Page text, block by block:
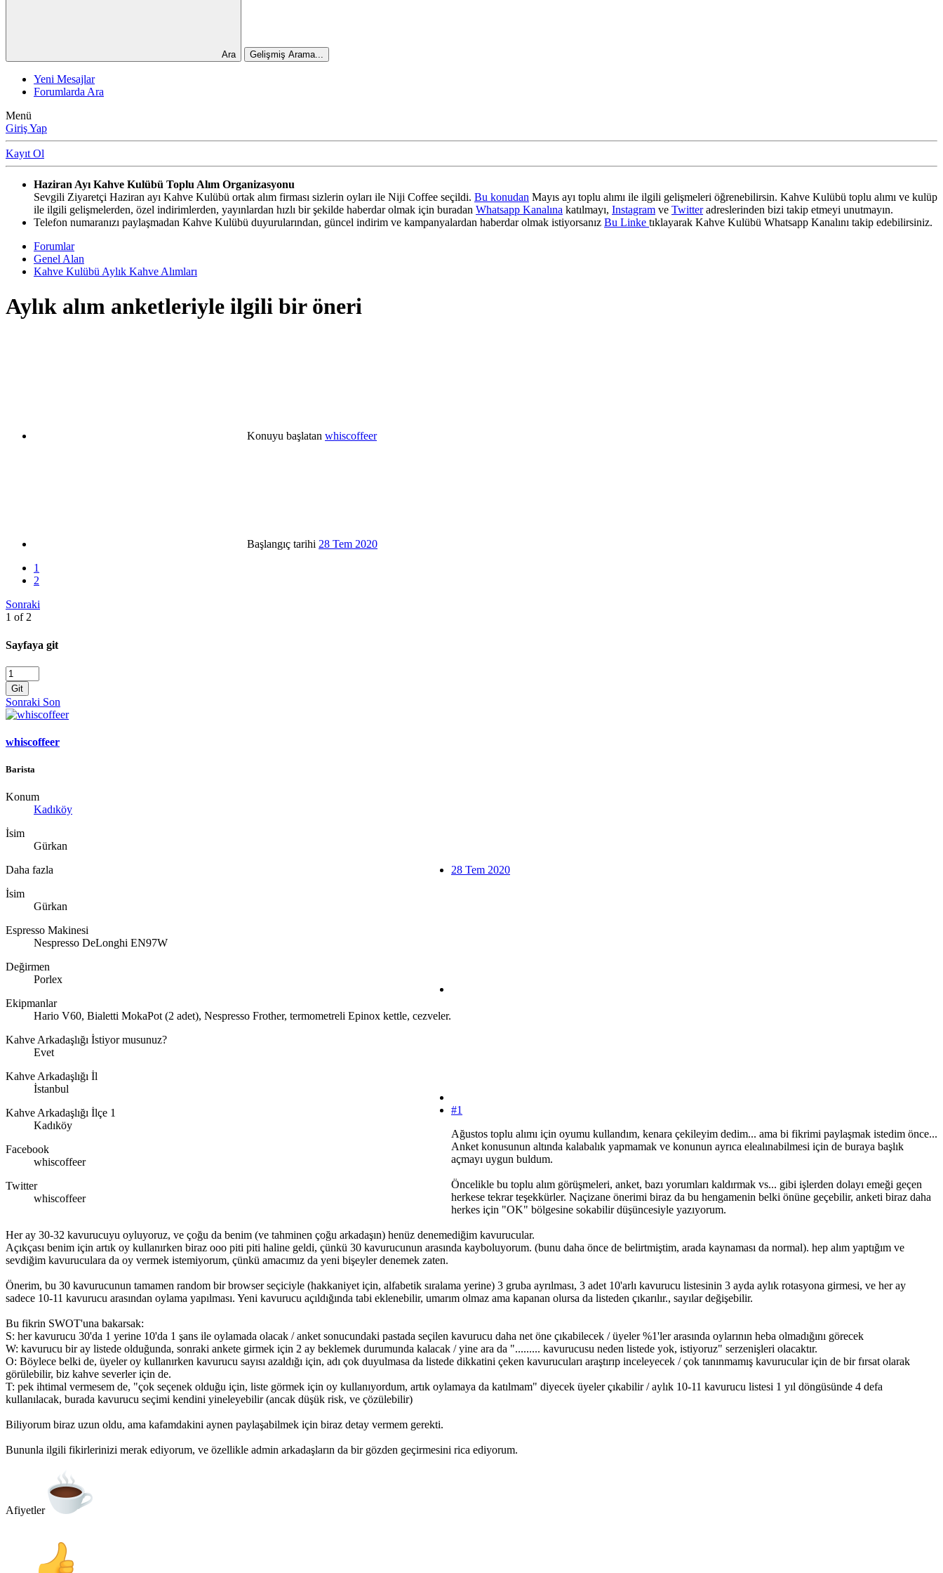
Ara Gelişmiş Arama...
Yeni Mesajlar
Forumlarda Ara
Menü
Giriş Yap
Kayıt Ol
Haziran Ayı Kahve Kulübü Toplu Alım Organizasyonu
Sevgili Ziyaretçi Haziran ayı Kahve Kulübü ortak alım firması sizlerin oyları ile Niji Coffee seçildi. Bu konudan Mayıs ayı toplu alımı ile ilgili gelişmeleri öğrenebilirsin. Kahve Kulübü toplu alımı ve kulüp
ile ilgili gelişmelerden, özel indirimlerden, yayınlardan hızlı bir şekilde haberdar olmak için buradan Whatsapp Kanalına katılmayı, Instagram ve Twitteradreslerinden bizi takip etmeyi unutmayın.
Telefon numaranızı paylaşmadan Kahve Kulübü duyurularından, güncel indirim ve kampanyalardan haberdar olmak istiyorsanız Bu Linke tıklayarak Kahve Kulübü Whatsapp Kanalını takip edebilirsiniz.
Forumlar
Genel Alan
Kahve Kulübü Aylık Kahve Alımları
Aylık alım anketleriyle ilgili bir öneri
Konuyu başlatan whiscoffeer
Başlangıç tarihi 28 Tem 2020
1
2
Sonraki
1 of 2
Sayfaya git
Git
Sonraki Son
whiscoffeer
Barista
Konum
Kadıköy
İsim
Gürkan
Daha fazla
İsim
Gürkan
Espresso Makinesi
Nespresso DeLonghi EN97W
Değirmen
Porlex
Ekipmanlar
Hario V60, Bialetti MokaPot (2 adet), Nespresso Frother, termometreli Epinox kettle, cezveler.
Kahve Arkadaşlığı İstiyor musunuz?
Evet
Kahve Arkadaşlığı İl
İstanbul
Kahve Arkadaşlığı İlçe 1
Kadıköy
Facebook
whiscoffeer
Twitter
whiscoffeer
28 Tem 2020
#1
Ağustos toplu alımı için oyumu kullandım, kenara çekileyim dedim... ama bi fikrimi paylaşmak istedim önce...
Anket konusunun altında kalabalık yapmamak ve konunun ayrıca elealınabilmesi için de buraya başlık
açmayı uygun buldum.
Öncelikle bu toplu alım görüşmeleri, anket, bazı yorumları kaldırmak vs... gibi işlerden dolayı emeği geçen
herkese tekrar teşekkürler. Naçizane önerimi biraz da bu hengamenin belki önüne geçebilir, anketi biraz daha
herkes için "OK" bölgesine sokabilir düşüncesiyle yazıyorum.
Her ay 30-32 kavurucuyu oyluyoruz, ve çoğu da benim (ve tahminen çoğu arkadaşın) henüz denemediğim kavurucular.
Açıkçası benim için artık oy kullanırken biraz ooo piti piti haline geldi, çünkü 30 kavurucunun arasında kayboluyorum. (bunu daha önce de belirtmiştim, arada kaynaması da normal). hep alım yaptığım ve
sevdiğim kavuruculara da oy vermek istemiyorum, çünkü amacımız da yeni bişeyler denemek zaten.
Önerim, bu 30 kavurucunun tamamen random bir browser seçiciyle (hakkaniyet için, alfabetik sıralama yerine) 3 gruba ayrılması, 3 adet 10'arlı kavurucu listesinin 3 ayda aylık rotasyona girmesi, ve her ay
sadece 10-11 kavurucu arasından oylama yapılması. Yeni kavurucu açıldığında tabi eklenebilir, umarım olmaz ama kapanan olursa da listeden çıkarılır., sayılar değişebilir.
Bu fikrin SWOT'una bakarsak:
S: her kavurucu 30'da 1 yerine 10'da 1 şans ile oylamada olacak / anket sonucundaki pastada seçilen kavurucu daha net öne çıkabilecek / üyeler %1'ler arasında oylarının heba olmadığını görecek
W: kavurucu bir ay listede olduğunda, sonraki ankete girmek için 2 ay beklemek durumunda kalacak / yine ara da "......... kavurucusu neden listede yok, istiyoruz" serzenişleri olacaktır.
O: Böylece belki de, üyeler oy kullanırken kavurucu sayısı azaldığı için, adı çok duyulmasa da listede dikkatini çeken kavurucuları araştırıp inceleyecek / çok tanınmamış kavurucular için de bir fırsat olarak
görülebilir, biz kahve severler için de.
T: pek ihtimal vermesem de, "çok seçenek olduğu için, liste görmek için oy kullanıyordum, artık oylamaya da katılmam" diyecek üyeler çıkabilir / aylık 10-11 kavurucu listesi 1 yıl döngüsünde 4 defa
kullanılacak, burada kavurucu seçimi kendini yineleyebilir (ancak düşük risk, ve çözülebilir)
Biliyorum biraz uzun oldu, ama kafamdakini aynen paylaşabilmek için biraz detay vermem gerekti.
Bununla ilgili fikirlerinizi merak ediyorum, ve özellikle admin arkadaşların da bir gözden geçirmesini rica ediyorum.
Afiyetler